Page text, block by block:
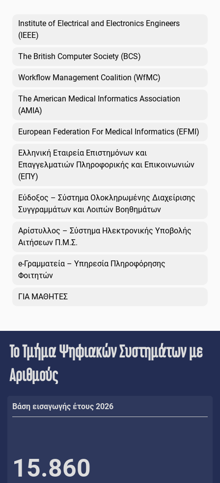
Institute of Electrical and Electronics Engineers
(IEEE)
The British Computer Society (BCS)
Workflow Management Coalition (WfMC)
The American Medical Informatics Association
(AMIA)
European Federation For Medical Informatics (EFMI)
Ελληνική Εταιρεία Επιστημόνων και
Επαγγελματιών Πληροφορικής και Επικοινωνιών
(ΕΠΥ)
Εύδοξος – Σύστημα Ολοκληρωμένης Διαχείρισης
Συγγραμμάτων και Λοιπών Βοηθημάτων
Αρίστυλλος – Σύστημα Ηλεκτρονικής Υποβολής
Αιτήσεων Π.Μ.Σ.
e-Γραμματεία – Υπηρεσία Πληροφόρησης
Φοιτητών
ΓΙΑ ΜΑΘΗΤΕΣ
Το Τμήμα Ψηφιακών Συστημάτων με
Αριθμούς
Βάση εισαγωγής έτους 2026
15.860